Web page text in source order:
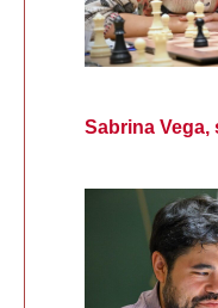
Sabrina